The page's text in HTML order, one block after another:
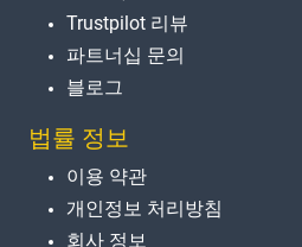
Trustpilot 리뷰
파트너십 문의
블로그
법률 정보
이용 약관
개인정보 처리방침
회사 정보